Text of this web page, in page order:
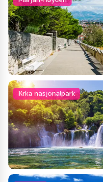
Krka nasjonalpark